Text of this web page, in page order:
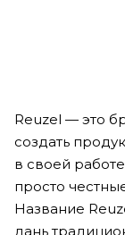
Reuzel — это
создать
в своей
просто
Название
дань